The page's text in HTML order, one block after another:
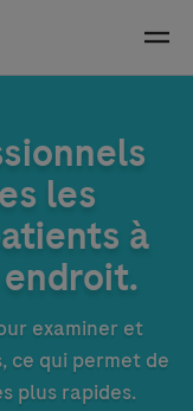
Menu
les
à
examiner et
ce qui permet de
plus rapides.